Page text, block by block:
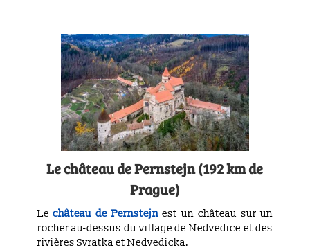
Le château de Pernstejn (192 km de
Prague)
Lechâteau de Pernstejnest un château sur un
rocher au-dessus du village de Nedvedice et des
rivières Svratka et Nedvedicka.